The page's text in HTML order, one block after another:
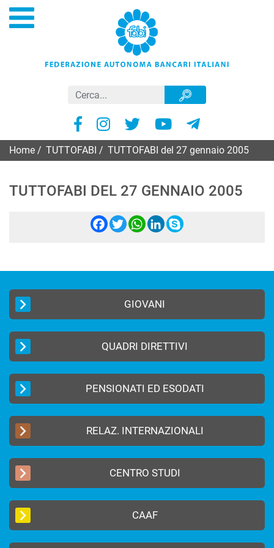
Home TUTTOFABI TUTTOFABI del 27 gennaio 2005
TUTTOFABI DEL 27 GENNAIO 2005
Facebook
Twitter
WhatsApp
LinkedIn
Skype
GIOVANI
QUADRI DIRETTIVI
PENSIONATI ED ESODATI
RELAZ. INTERNAZIONALI
CENTRO STUDI
CAAF